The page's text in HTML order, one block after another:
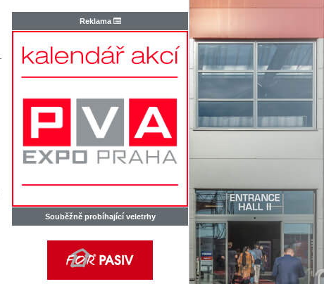
Reklama
Souběžně probíhající veletrhy